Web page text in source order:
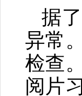
据
异常
检查
阅片